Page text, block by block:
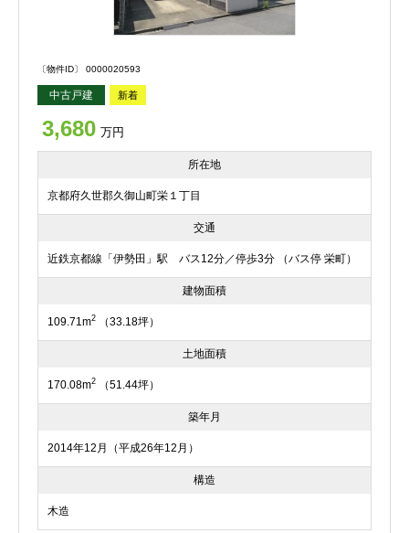
〔物件ID〕 0000020593
中古戸建 新着
3,680 万円
所在地
京都府久世郡久御山町栄１丁目
交通
近鉄京都線「伊勢田」駅 バス12分／停歩3分 （バス停 栄町）
建物面積
109.71m2 （33.18坪）
土地面積
170.08m2 （51.44坪）
築年月
2014年12月（平成26年12月）
構造
木造